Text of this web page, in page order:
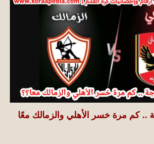
.. كم مرة خسر الأهلي والزمالك معًا